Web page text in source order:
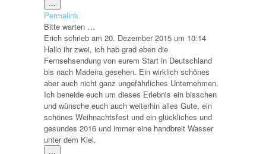
Metabox
ein-/ausblenden.
Permalink
Bitte warten …
Erich schrieb am 20. Dezember 2015 um 10:14
Hallo ihr zwei, ich hab grad eben die
Fernsehsendung von eurem Start in Deutschland
bis nach Madeira gesehen. Ein wirklich schönes
aber auch nicht ganz ungefährliches Unternehmen.
Ich beneide euch um dieses Erlebnis ein bisschen
und wünsche euch auch weiterhin alles Gute, ein
schönes Weihnachtsfest und ein glückliches und
gesundes 2016 und immer eine handbreit Wasser
unter dem Kiel.